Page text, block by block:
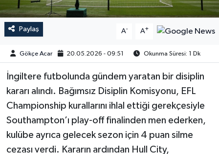
Paylaş A- A+
Gökçe Acar 20.05.2026 - 09:51 Okunma Süresi: 1 Dk
İngiltere futbolunda gündem yaratan bir disiplin
kararı alındı. Bağımsız Disiplin Komisyonu, EFL
Championship kurallarını ihlal ettiği gerekçesiyle
Southampton’ı play-off finalinden men ederken,
kulübe ayrıca gelecek sezon için 4 puan silme
cezası verdi. Kararın ardından Hull City,